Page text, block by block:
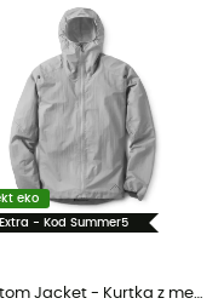
eko
- Kod Summer5
Phantom Jacket - Kurtka z membraną meska